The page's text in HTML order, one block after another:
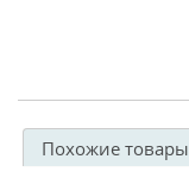
Похожие товары